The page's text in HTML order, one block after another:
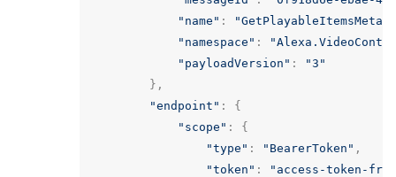
"name" :
"namespace" :
"payloadVersion" :
"3"
},
"endpoint" :
{
"scope" :
{
"type" : "BearerToken" ,
"token" :
"access-token-